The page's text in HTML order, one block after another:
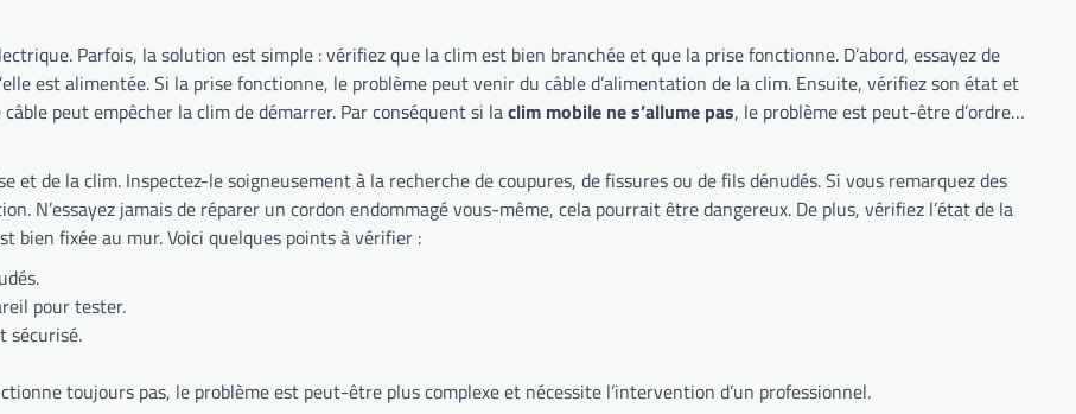
D’abord, essayez de
de la clim. Ensuite, vérifiez son état et
assurez-vous qu’il n’est pas endommagé. Une coupure dans le câble peut empêcher la clim de démarrer. Par conséquent si laclim mobile ne s’allume pas, le problème est peut-être d’ordre
dénudés. Si vous remarquez des
jamais de réparer un cordon endommagé vous-même, cela pourrait être dangereux. De plus, vérifiez l’état de la
est bien fixée au mur. Voici quelques points à vérifier :
pour tester.
sécurisé.
toujours pas, le problème est peut-être plus complexe et nécessite l’intervention d’un professionnel.